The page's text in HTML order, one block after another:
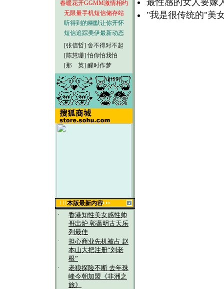
春暖花开GGMM激情相约
无限量手机短信储存站
听得到的幽默让你开怀
短信追踪美伊最新动态
[张信哲] 舍不得对不起
[陈慧珊] 怕你怕我怕
[那 英] 醒时作梦
本版最新内容
·
香港知性美女感性帅
哥出炉 郭蔼明古天乐
列最佳
·
担心商业先机被占 赵
本山大把注册“刘老
根”
·
老狼探险不断 去年珠
峰今朝加盟《非洲之
旅》
最性感的女人要嫁
"我是很传统的"美